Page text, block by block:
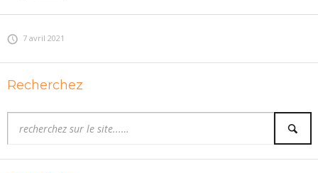
7 avril 2021
Recherchez